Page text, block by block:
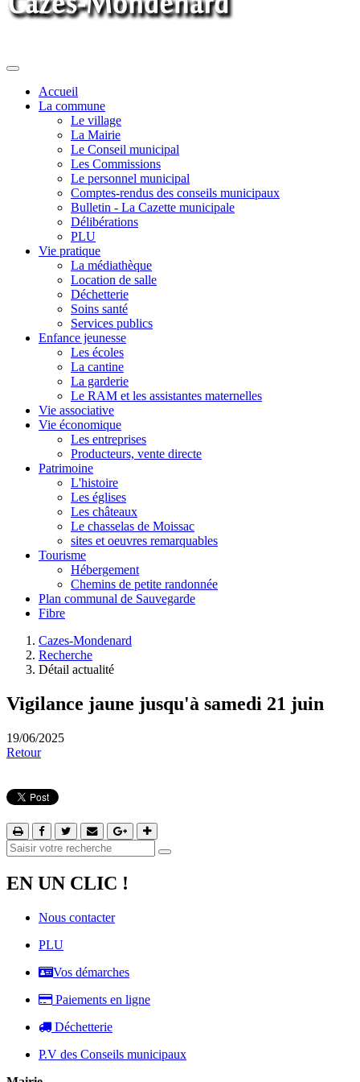
Toggle
navigationAccueil
La commune
Le village
La Mairie
Le Conseil municipal
Les Commissions
Le personnel municipal
Comptes-rendus des conseils municipaux
Bulletin - La Cazette municipale
Délibérations
PLU
Vie pratique
La médiathèque
Location de salle
Déchetterie
Soins santé
Services publics
Enfance jeunesse
Les écoles
La cantine
La garderie
Le RAM et les assistantes maternelles
Vie associative
Vie économique
Les entreprises
Producteurs, vente directe
Patrimoine
L'histoire
Les églises
Les châteaux
Le chasselas de Moissac
sites et oeuvres remarquables
Tourisme
Hébergement
Chemins de petite randonnée
Plan communal de Sauvegarde
Fibre
Cazes-Mondenard
Recherche
Détail actualité
Vigilance jaune jusqu'à samedi 21 juin
19/06/2025
Retour
EN UN CLIC !
Nous contacter
PLU
Vos démarches
Paiements en ligne
Déchetterie
P.V des Conseils municipaux